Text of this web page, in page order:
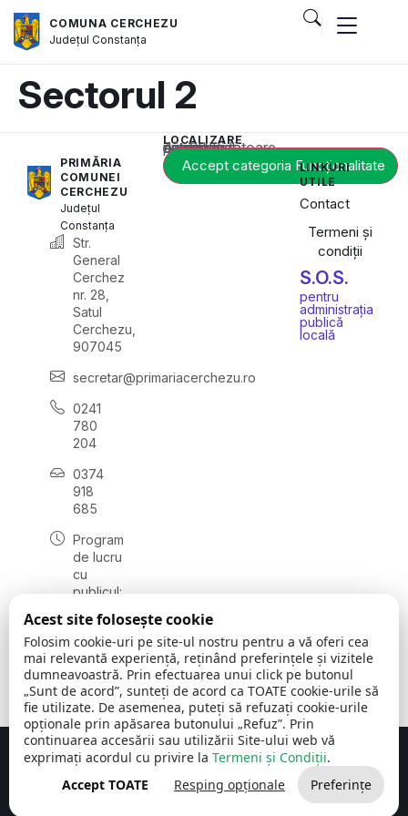
COMUNA CERCHEZU
JudețulConstanța
Sectorul 2
PRIMĂRIA
COMUNEI
CERCHEZU
Județul
Constanța
Str.
General
Cerchez
nr. 28,
Satul
Cerchezu,
907045
secretar@primariacerchezu.ro
0241
780
204
0374
918
685
Program
de lucru
cu
publicul:
08:00 -
16:30
, vineri:
08:00 -
14:00
LOCALIZARE
Acest conținut este blocat până când acceptați categoria corespunzătoare de cookie-uri.
Accept categoria Funcționalitate
LINKURI
UTILE
Contact
Termeni și
condiții
S.O.S.
pentru
administrația
publică
locală
Comuna Cerchezu © 2026Toate drepturile rezervate
Concept realizat de Big Media Relații Publice SRL
Acest site folosește cookie
Folosim cookie-uri pe site-ul nostru pentru a vă oferi cea
mai relevantă experiență, reținând preferințele și vizitele
dumneavoastră. Prin efectuarea unui click pe butonul
„Sunt de acord”, sunteți de acord ca TOATE cookie-urile să
fie utilizate. De asemenea, puteți să refuzați cookie-urile
opționale prin apăsarea butonului „Refuz”. Prin
continuarea accesării sau utilizării Site-ului web vă
exprimați acordul cu privire la Termeni și Condiții.
Accept TOATE
Resping opționale Preferințe